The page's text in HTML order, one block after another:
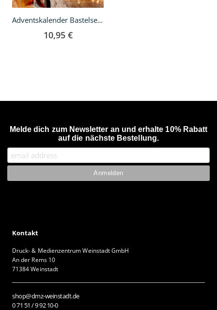
Adventskalender Bastelset - Silber
10,95 €
Melde dich zum Newsletter an und erhalte 10% Rabatt
auf die nächste Bestellung.
Kontakt
Druck- & Medienzentrum Weinstadt GmbH
An der Rems 10
71384 Weinstadt
shop@dmz-weinstadt.de
0 71 51 / 9 92 10-0